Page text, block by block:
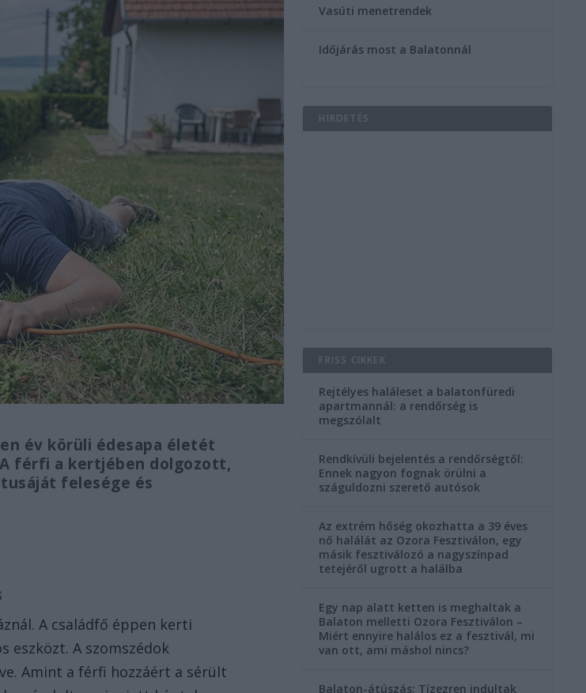
év körüli édesapa életét
férfi a kertjében dolgozott,
felesége és
A családfő éppen kerti
eszközt. A szomszédok
Amint a férfi hozzáért a sérült
Vasúti menetrendek
Időjárás most a Balatonnál
HIRDETÉS
FRISS CIKKEK
Rejtélyes haláleset a balatonfüredi
apartmannál: a rendőrség is
megszólalt
Rendkívüli bejelentés a rendőrségtől:
Ennek nagyon fognak örülni a
száguldozni szerető autósok
Az extrém hőség okozhatta a 39 éves
nő halálát az Ozora Fesztiválon, egy
másik fesztiválozó a nagyszínpad
tetejéről ugrott a halálba
Egy nap alatt ketten is meghaltak a
Balaton melletti Ozora Fesztiválon –
Miért ennyire halálos ez a fesztivál, mi
van ott, ami máshol nincs?
Balaton-átúszás: Tízezren indultak